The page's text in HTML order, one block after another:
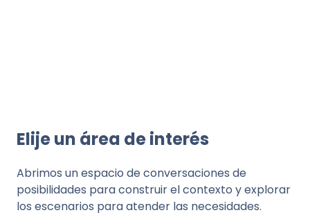
Elije un área de interés
Abrimos un espacio de conversaciones de
posibilidades para construir el contexto y explorar
los escenarios para atender las necesidades.